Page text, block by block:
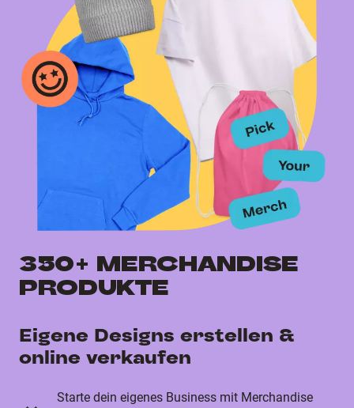
350+ MERCHANDISE
PRODUKTE
Eigene Designs erstellen &
online verkaufen
Starte dein eigenes Business mit Merchandise